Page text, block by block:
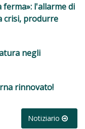
ferma»: l'allarme di
crisi, produrre
negli
rinnovato!
Notiziario